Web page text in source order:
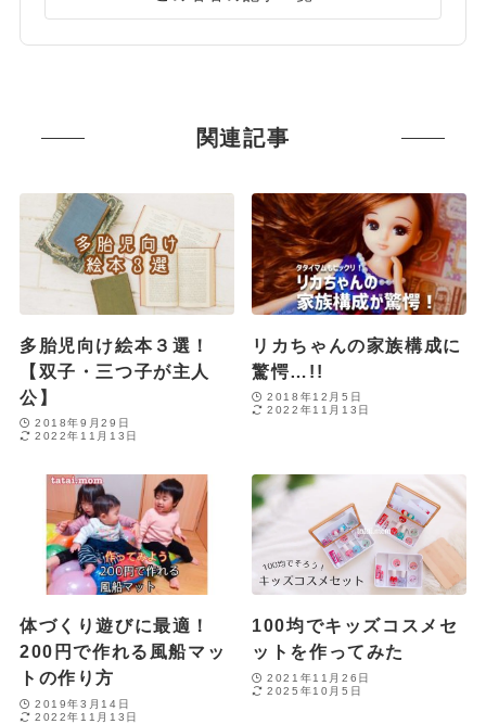
関連記事
多胎児向け絵本３選！
【双子・三つ子が主人
公】
2018年9月29日
2022年11月13日
リカちゃんの家族構成に
驚愕…!!
2018年12月5日
2022年11月13日
体づくり遊びに最適！
200円で作れる風船マッ
トの作り方
2019年3月14日
2022年11月13日
100均でキッズコスメセ
ットを作ってみた
2021年11月26日
2025年10月5日